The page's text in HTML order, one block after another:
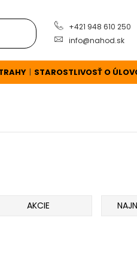
+421 948 610 250
info@nahod.sk
| STAROSTLIVOSŤ O
AKCIE